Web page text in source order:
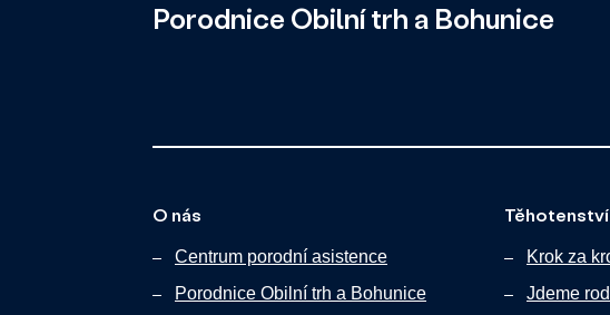
Porodnice Obilní trh a Bohunice
O nás
Centrum porodní asistence
Porodnice Obilní trh a Bohunice
Krok za
Jdeme